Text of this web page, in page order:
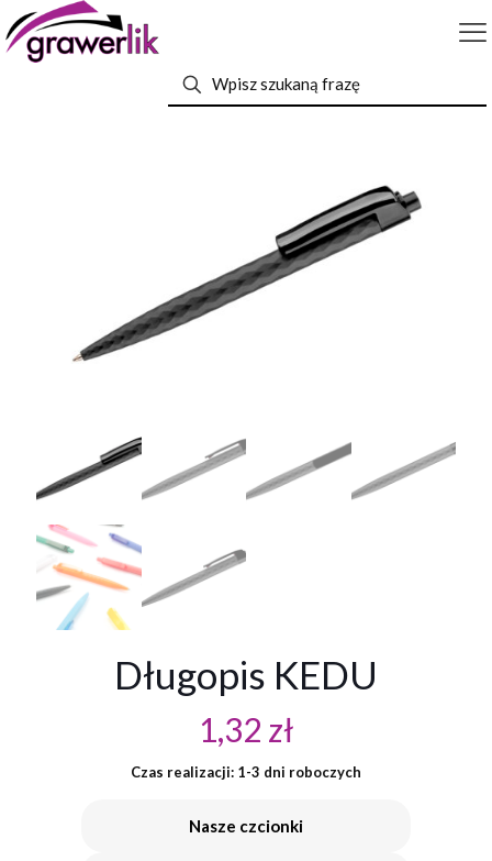
Długopis KEDU
1,32 zł
Czas realizacji: 1-3 dni roboczych
Nasze czcionki